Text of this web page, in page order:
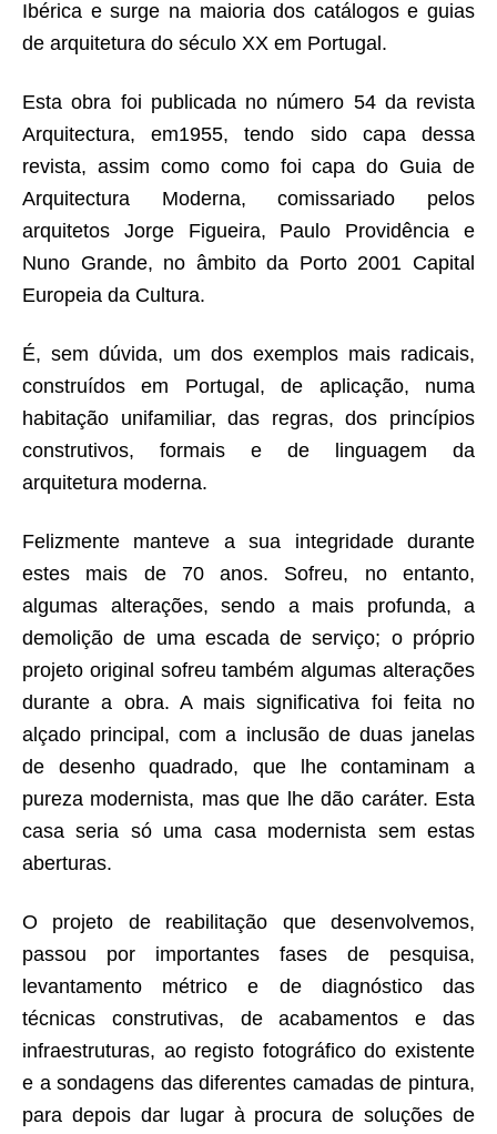
Ibérica e surge na maioria dos catálogos e guias
de arquitetura do século XX em Portugal.
Esta obra foi publicada no número 54 da revista
Arquitectura, em1955, tendo sido capa dessa
revista, assim como como foi capa do Guia de
Arquitectura Moderna, comissariado pelos
arquitetos Jorge Figueira, Paulo Providência e
Nuno Grande, no âmbito da Porto 2001 Capital
Europeia da Cultura.
É, sem dúvida, um dos exemplos mais radicais,
construídos em Portugal, de aplicação, numa
habitação unifamiliar, das regras, dos princípios
construtivos, formais e de linguagem da
arquitetura moderna.
Felizmente manteve a sua integridade durante
estes mais de 70 anos. Sofreu, no entanto,
algumas alterações, sendo a mais profunda, a
demolição de uma escada de serviço; o próprio
projeto original sofreu também algumas alterações
durante a obra. A mais significativa foi feita no
alçado principal, com a inclusão de duas janelas
de desenho quadrado, que lhe contaminam a
pureza modernista, mas que lhe dão caráter. Esta
casa seria só uma casa modernista sem estas
aberturas.
O projeto de reabilitação que desenvolvemos,
passou por importantes fases de pesquisa,
levantamento métrico e de diagnóstico das
técnicas construtivas, de acabamentos e das
infraestruturas, ao registo fotográfico do existente
e a sondagens das diferentes camadas de pintura,
para depois dar lugar à procura de soluções de